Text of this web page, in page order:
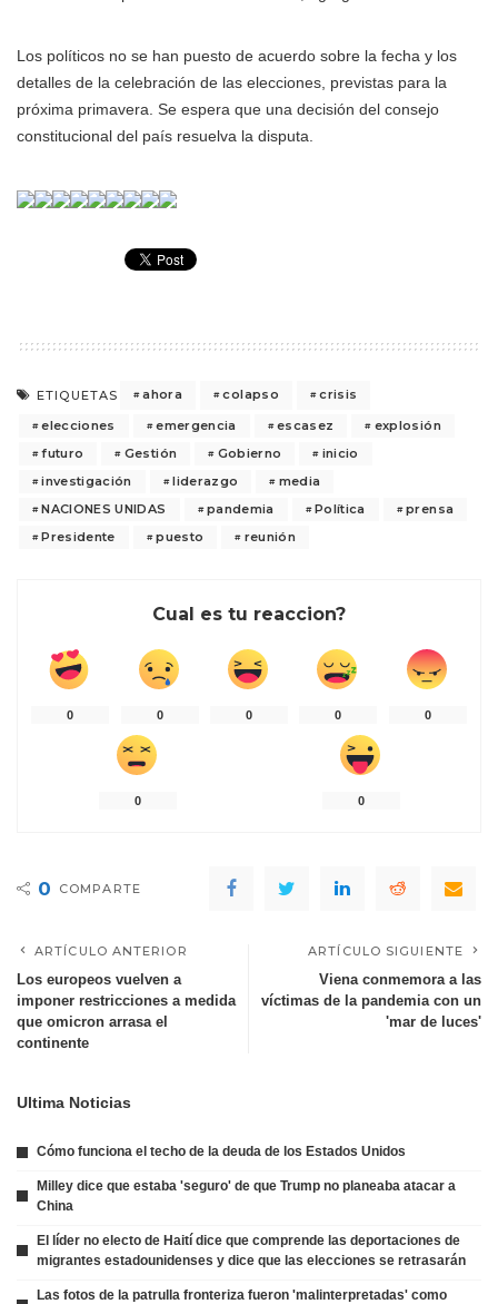
Los políticos no se han puesto de acuerdo sobre la fecha y los
detalles de la celebración de las elecciones, previstas para la
próxima primavera. Se espera que una decisión del consejo
constitucional del país resuelva la disputa.
ETIQUETAS ahora colapso
crisis
elecciones
emergencia escasez
explosión
futuro
Gestión Gobierno
inicio
investigación
liderazgo
media
NACIONES UNIDAS
pandemia Política
prensa
Presidente
puesto reunión
Cual es tu reaccion?
0 0 0 0 0
0 0
0 COMPARTE
ARTÍCULO ANTERIOR
Los europeos vuelven a
imponer restricciones a medida
que omicron arrasa el
continente
ARTÍCULO SIGUIENTE
Viena conmemora a las
víctimas de la pandemia con un
'mar de luces'
Ultima Noticias
Cómo funciona el techo de la deuda de los Estados Unidos
Milley dice que estaba 'seguro' de que Trump no planeaba atacar a
China
El líder no electo de Haití dice que comprende las deportaciones de
migrantes estadounidenses y dice que las elecciones se retrasarán
Las fotos de la patrulla fronteriza fueron 'malinterpretadas' como